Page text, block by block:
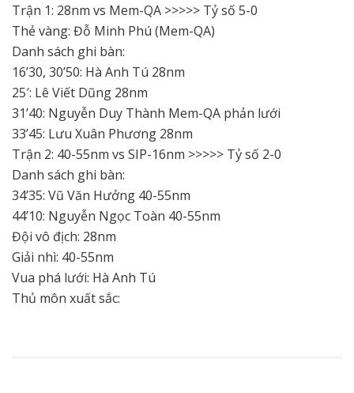
Trận 1: 28nm vs Mem-QA >>>>> Tỷ số 5-0
Thẻ vàng: Đỗ Minh Phú (Mem-QA)
Danh sách ghi bàn:
16’30, 30’50: Hà Anh Tú 28nm
25′: Lê Viết Dũng 28nm
31’40: Nguyễn Duy Thành Mem-QA phản lưới
33’45: Lưu Xuân Phương 28nm
Trận 2: 40-55nm vs SIP-16nm >>>>> Tỷ số 2-0
Danh sách ghi bàn:
34’35: Vũ Văn Hưởng 40-55nm
44’10: Nguyễn Ngọc Toàn 40-55nm
Đội vô địch: 28nm
Giải nhì: 40-55nm
Vua phá lưới: Hà Anh Tú
Thủ môn xuất sắc: